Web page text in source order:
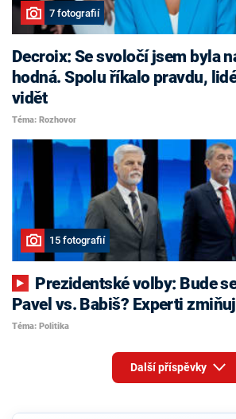
7 fotografií
Decroix: Se svoločí jsem byla
hodná. Spolu říkalo pravdu,
vidět
Téma: Rozhovor
15 fotografií
Pavel vs. Babiš? Experti
Téma: Politika
Další příspěvky